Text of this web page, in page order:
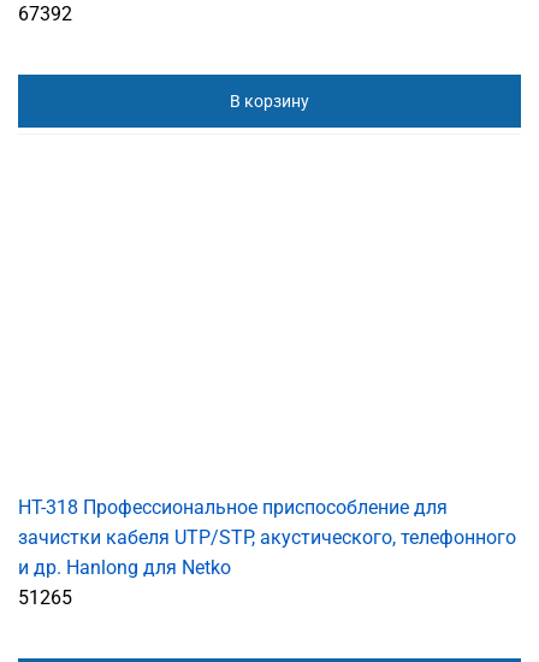
67392
В корзину
HT-318 Профессиональное приспособление для
зачистки кабеля UTP/STP, акустического, телефонного
и др. Hanlong для Netko
51265